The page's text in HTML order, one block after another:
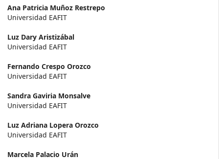
Main
Article
Content
Ana Patricia Muñoz Restrepo
Universidad EAFIT
Luz Dary Aristizábal
Universidad EAFIT
Fernando Crespo Orozco
Universidad EAFIT
Sandra Gaviria Monsalve
Universidad EAFIT
Luz Adriana Lopera Orozco
Universidad EAFIT
Marcela Palacio Urán